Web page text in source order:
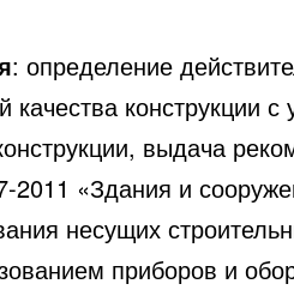
: определение
качества
выдача
«Здания и
несущих
приборов и